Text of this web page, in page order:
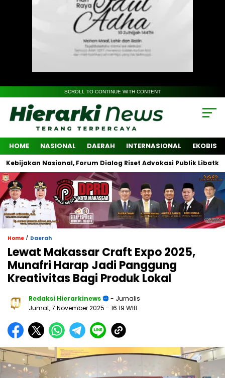
SCROLL TO CONTINUE WITH CONTENT
HOME NASIONAL DAERAH INTERNASIONAL EKOBIS
Nasional, Forum Dialog Riset Advokasi Publik Libatkan
Home / Daerah
Lewat Makassar Craft Expo 2025,
Munafri Harap Jadi Panggung
Kreativitas Bagi Produk Lokal
Redaksi Hierarkinews
- Jurnalis
Jumat, 7 November 2025 - 16:19 WIB